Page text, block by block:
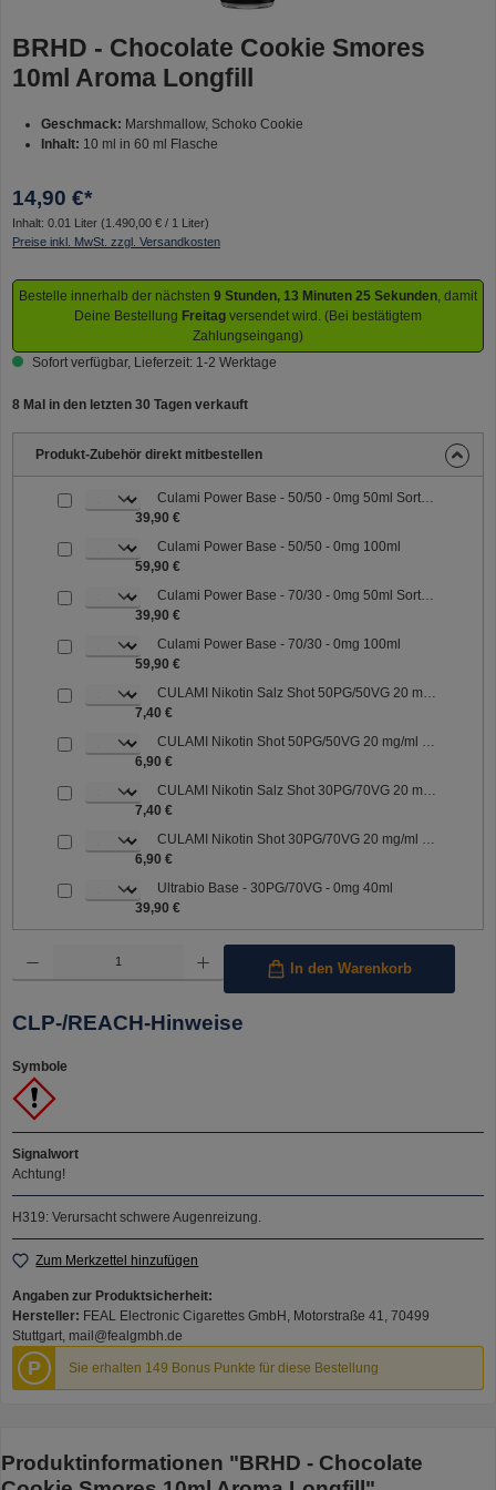
BRHD - Chocolate Cookie Smores
10ml Aroma Longfill
Geschmack: Marshmallow, Schoko Cookie
Inhalt: 10 ml in 60 ml Flasche
14,90 €*
Inhalt: 0.01 Liter (1.490,00 € / 1 Liter)
Preise inkl. MwSt. zzgl. Versandkosten
Bestelle innerhalb der nächsten 9 Stunden, 13 Minuten 25 Sekunden, damit
Deine Bestellung Freitag versendet wird. (Bei bestätigtem
Zahlungseingang)
Sofort verfügbar, Lieferzeit: 1-2 Werktage
8 Mal in den letzten 30 Tagen verkauft
Produkt-Zubehör direkt mitbestellen
Culami Power Base - 50/50 - 0mg 50ml Sorte: 50/50
39,90 €
Culami Power Base - 50/50 - 0mg 100ml
59,90 €
Culami Power Base - 70/30 - 0mg 50ml Sorte: 70/30
39,90 €
Culami Power Base - 70/30 - 0mg 100ml
59,90 €
CULAMI Nikotin Salz Shot 50PG/50VG 20 mg/ml Sorte: 50PG/50VG
7,40 €
CULAMI Nikotin Shot 50PG/50VG 20 mg/ml Sorte: 50PG/50VG
6,90 €
CULAMI Nikotin Salz Shot 30PG/70VG 20 mg/ml Sorte: 30PG/70VG
7,40 €
CULAMI Nikotin Shot 30PG/70VG 20 mg/ml Sorte: 30PG/70VG
6,90 €
Ultrabio Base - 30PG/70VG - 0mg 40ml
39,90 €
Produkt Anzahl: Gib den gewünschten Wert ein oder benutze die Schaltflächen um die
In den Warenkorb
CLP-/REACH-Hinweise
Symbole
Signalwort
Achtung!
H319: Verursacht schwere Augenreizung.
Zum Merkzettel hinzufügen
Angaben zur Produktsicherheit:
Hersteller: FEAL Electronic Cigarettes GmbH, Motorstraße 41, 70499
Stuttgart, mail@fealgmbh.de
P Sie erhalten 149 Bonus Punkte für diese Bestellung
Produktinformationen "BRHD - Chocolate